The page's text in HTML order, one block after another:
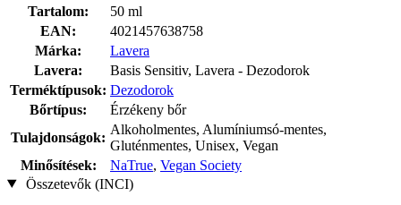
Tartalom:
50 ml
EAN:
4021457638758
Márka:
Lavera
Lavera:
Basis Sensitiv, Lavera - Dezodorok
Terméktípusok: Dezodorok
Bőrtípus:
Érzékeny bőr
Tulajdonságok:
Alkoholmentes, Alumíniumsó-mentes,
Gluténmentes, Unisex, Vegan
Minősítések:
NaTrue, Vegan Society
Összetevők (INCI)